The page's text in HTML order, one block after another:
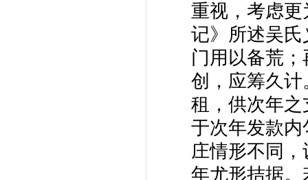
重视，考虑
记》所述吴氏
门用以备荒
创，应筹久
租，供次年
于次年发款
庄情形不同
年尤形拮据